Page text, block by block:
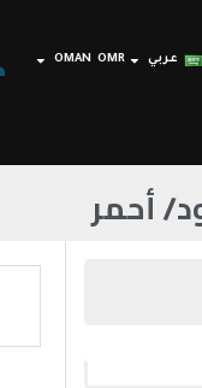
عربي OMR
OMAN